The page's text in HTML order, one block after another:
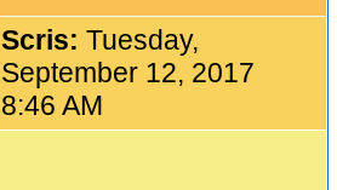
Scris:Tuesday,
September 12, 2017
8:46 AM